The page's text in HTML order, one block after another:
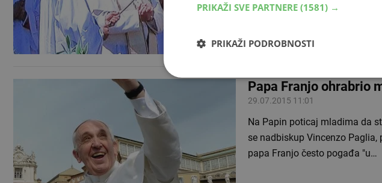
obećanju,…
Papa Franjo ohrabrio
29.07.2015 11:01
Na Papin poticaj mladima da
se nadbiskup Vincenzo
papa Franjo često pogađa "u…
PRIKAŽI SVE PARTNERE (1581) →
PRIKAŽI PODROBNOSTI